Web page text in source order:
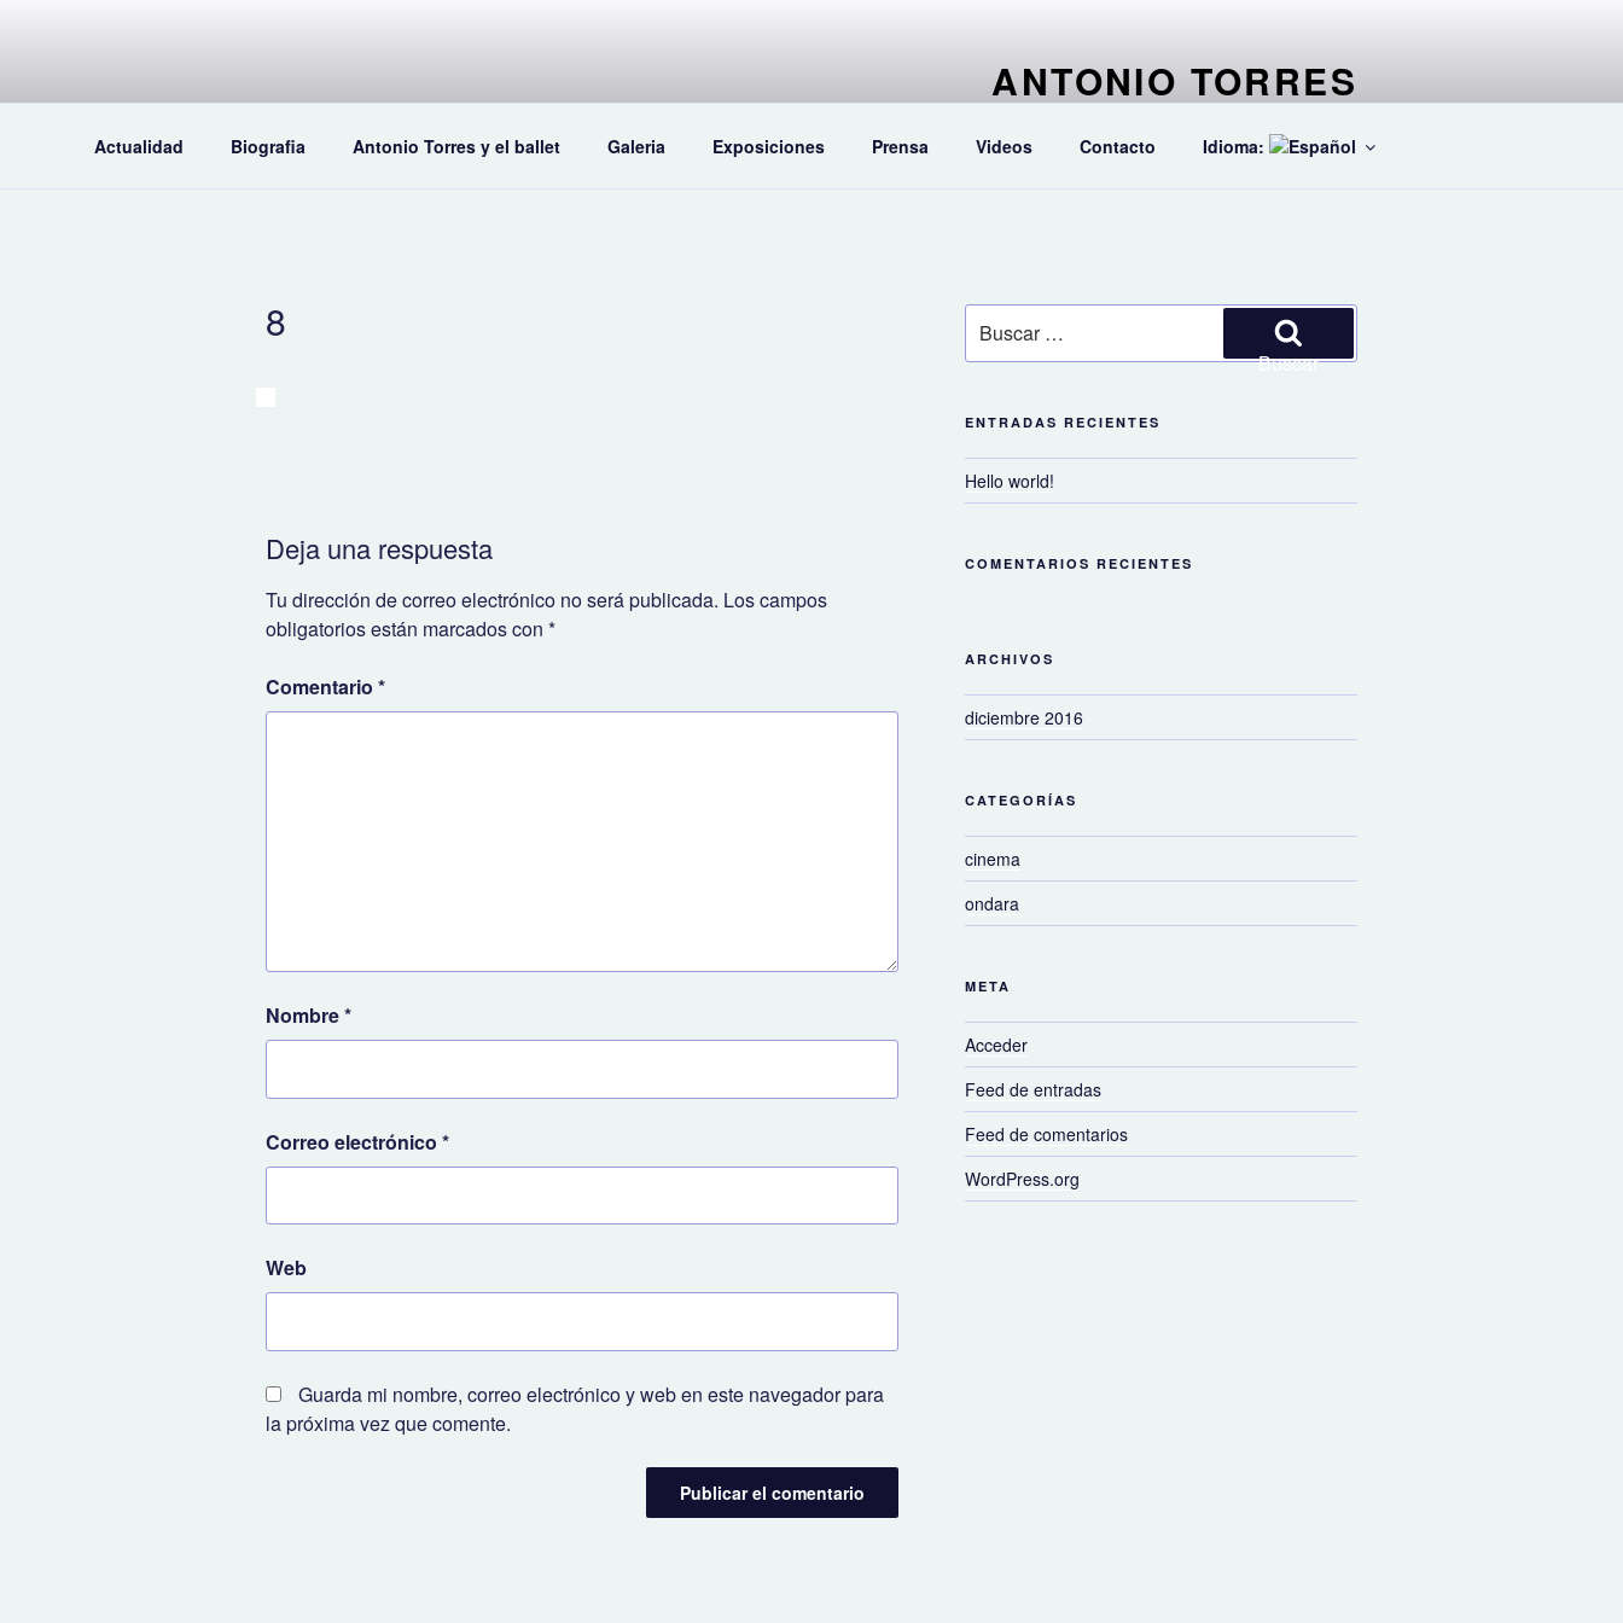
ANTONIO TORRES
Actualidad Biografia Antonio Torres y el ballet Galeria Exposiciones Prensa Videos Contacto Idioma:
8
Deja una respuesta
Tu dirección de correo electrónico no será publicada. Los campos
obligatorios están marcados con *
Comentario *
Nombre*
Correo electrónico *
Web
Guarda mi nombre, correo electrónico y web en este navegador para
la próxima vez que comente.
por:
Buscar
ENTRADAS RECIENTES
Hello world!
COMENTARIOS RECIENTES
ARCHIVOS
diciembre 2016
CATEGORÍAS
cinema
ondara
META
Acceder
Feed de entradas
Feed de comentarios
WordPress.org